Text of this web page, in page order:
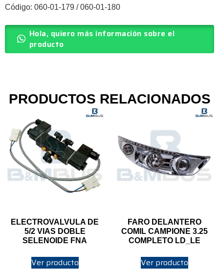
Código: 060-01-179 / 060-01-180
Hola, quiero más información sobre el
producto
PRODUCTOS RELACIONADOS
ELECTROVALVULA DE
5/2 VIAS DOBLE
SELENOIDE FNA
Ver producto
FARO DELANTERO
COMIL CAMPIONE 3.25
COMPLETO LD_LE
Ver producto